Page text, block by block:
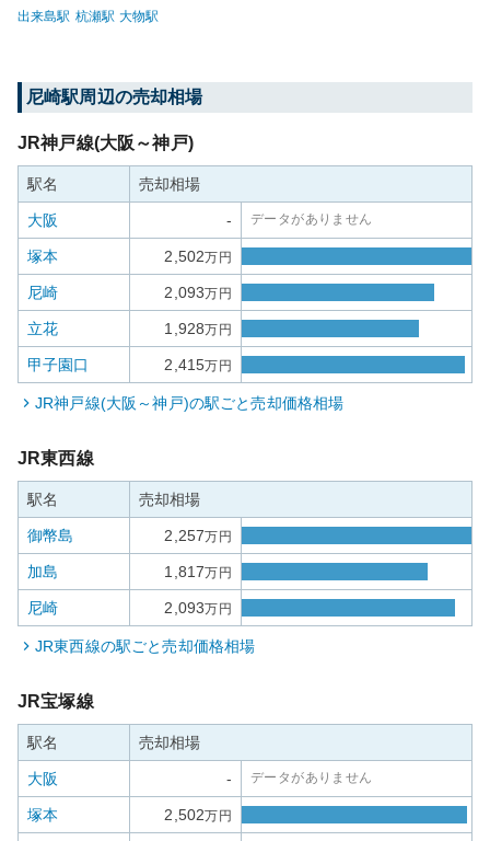
出来島駅 杭瀬駅 大物駅
尼崎駅周辺の売却相場
JR神戸線(大阪～神戸)
駅名 売却相場
大阪 - データがありません
塚本 2,502万円
尼崎 2,093万円
立花 1,928万円
甲子園口 2,415万円
JR神戸線(大阪～神戸)の駅ごと売却価格相場
JR東西線
駅名 売却相場
御幣島 2,257万円
加島 1,817万円
尼崎 2,093万円
JR東西線の駅ごと売却価格相場
JR宝塚線
駅名 売却相場
大阪 - データがありません
塚本 2,502万円